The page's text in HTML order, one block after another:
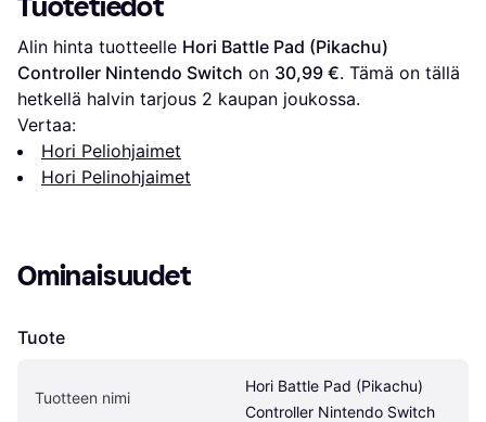
Tuotetiedot
Alin hinta tuotteelle Hori Battle Pad (Pikachu)
Controller Nintendo Switch on 30,99 €. Tämä on tällä
hetkellä halvin tarjous 2 kaupan joukossa.
Vertaa:
Hori Peliohjaimet
Hori Pelinohjaimet
Ominaisuudet
Tuote
Tuotteen nimi
Hori Battle Pad (Pikachu)
Controller Nintendo Switch